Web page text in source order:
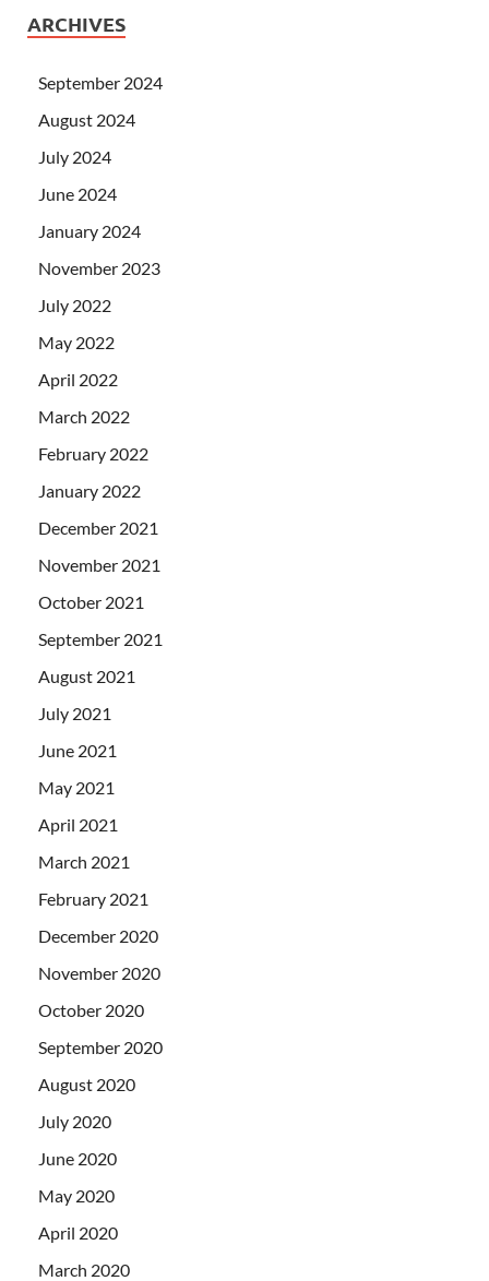
ARCHIVES
September 2024
August 2024
July 2024
June 2024
January 2024
November 2023
July 2022
May 2022
April 2022
March 2022
February 2022
January 2022
December 2021
November 2021
October 2021
September 2021
August 2021
July 2021
June 2021
May 2021
April 2021
March 2021
February 2021
December 2020
November 2020
October 2020
September 2020
August 2020
July 2020
June 2020
May 2020
April 2020
March 2020